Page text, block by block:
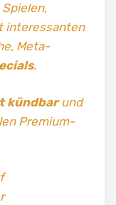
interessanten
Meta-
.
kündbarund
Premium-